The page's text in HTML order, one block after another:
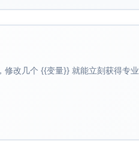
神疾病的弟弟。一向崇尚理性，
修改几个 {{变量}} 就能立刻获得专业